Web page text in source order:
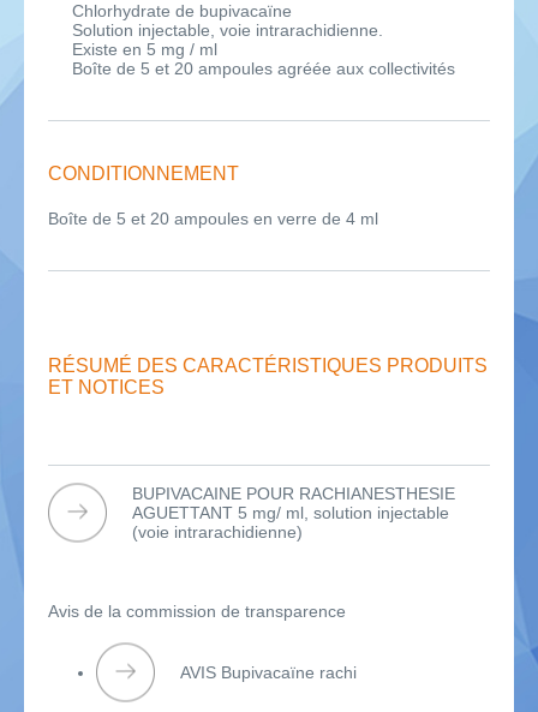
Chlorhydrate de bupivacaïne
Solution injectable, voie intrarachidienne.
Existe en 5 mg / ml
Boîte de 5 et 20 ampoules agréée aux collectivités
CONDITIONNEMENT
Boîte de 5 et 20 ampoules en verre de 4 ml
RÉSUMÉ DES CARACTÉRISTIQUES PRODUITS
ET NOTICES
BUPIVACAINE POUR RACHIANESTHESIE
AGUETTANT 5 mg/ ml, solution injectable
(voie intrarachidienne)
Avis de la commission de transparence
AVIS Bupivacaïne rachi